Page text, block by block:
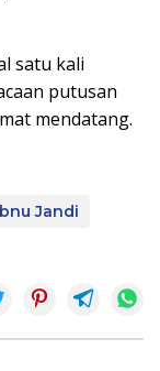
satu kali
putusan
mendatang.
Jandi